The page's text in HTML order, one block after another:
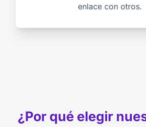
enlace con otros.
¿Por qué elegir